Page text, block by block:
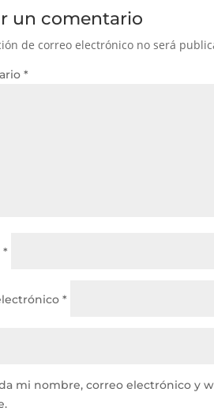
un comentario
de correo electrónico no será
*
*
*
mi nombre, correo electrónico y